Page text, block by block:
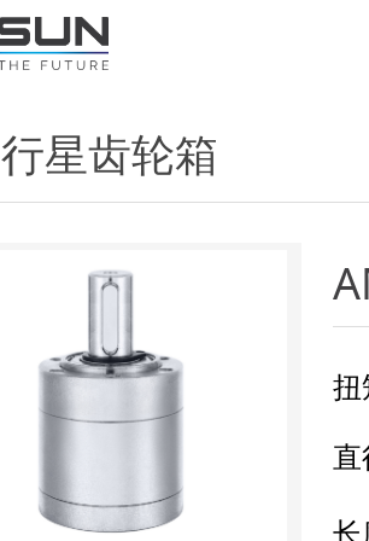
行星齿轮箱